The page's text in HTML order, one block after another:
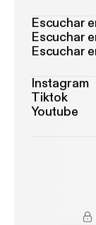
Escuchar
Escuchar
Escuchar
Instagram
Tiktok
Youtube